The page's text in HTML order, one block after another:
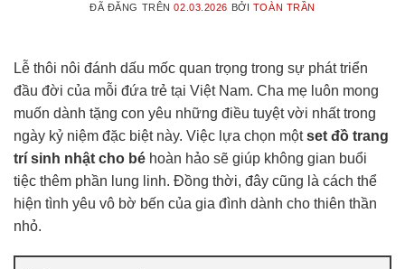
ĐÃ ĐĂNG TRÊN02.03.2026 BỞI TOÀN TRẦN
Lễ thôi nôi đánh dấu mốc quan trọng trong sự phát triển
đầu đời của mỗi đứa trẻ tại Việt Nam. Cha mẹ luôn mong
muốn dành tặng con yêu những điều tuyệt vời nhất trong
ngày kỷ niệm đặc biệt này. Việc lựa chọn mộtset đồ trang
trí sinh nhật cho bé hoàn hảo sẽ giúp không gian buổi
tiệc thêm phần lung linh. Đồng thời, đây cũng là cách thể
hiện tình yêu vô bờ bến của gia đình dành cho thiên thần
nhỏ.